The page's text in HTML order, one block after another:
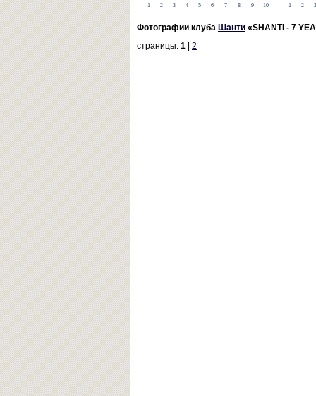
1 2 3 4 5 6 7 8 9 10 1 2 3
Фотографии клуба Шанти «SHANTI - 7
страницы: 1 2